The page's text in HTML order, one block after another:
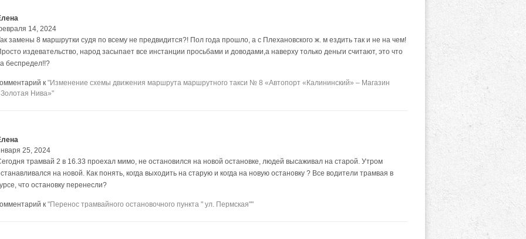
14, 2024
замены 8 маршрутки судя по всему не предвидится?! Пол года прошло, а с Плехановского ж. м ездить так и не на чем!
издевательство, народ засыпает все инстанции просьбами и доводами,а наверху только деньги считают, это что
беспредел!!?
к "Изменение схемы движения маршрута маршрутного такси № 8 «Автопорт «Калининский» – Магазин
Нива»"
25, 2024
трамвай 2 в 16.33 проехал мимо, не остановился на новой остановке, людей высаживал на старой. Утром
на новой. Как понять, когда выходить на старую и когда на новую остановку ? Все водители трамвая в
что остановку перенесли?
к "Перенос трамвайного остановочного пункта " ул. Пермская""